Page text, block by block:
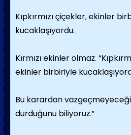
Kıpkırmızı çiçekler, ekinler
kucaklaşıyordu.
Kırmızı ekinler olmaz.
ekinler birbiriyle
Bu karardan
durduğunu biliyoruz.”